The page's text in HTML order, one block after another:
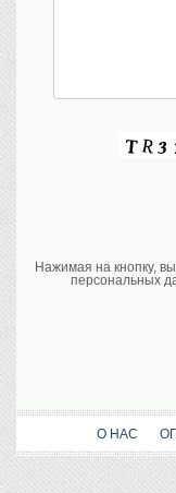
Нажимая на кнопку,
персональных
О НАС